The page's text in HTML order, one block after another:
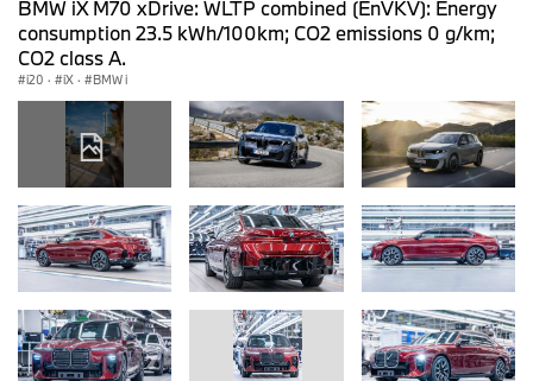
BMW iX M70 xDrive: WLTP combined (EnVKV): Energy
consumption 23.5 kWh/100km; CO2 emissions 0 g/km;
CO2 class A.
i20 · iX · BMW i